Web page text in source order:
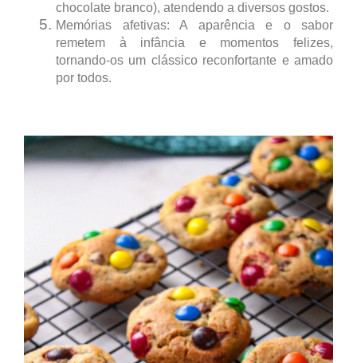
chocolate branco), atendendo a diversos gostos.
Memórias afetivas: A aparência e o sabor
remetem à infância e momentos felizes,
tornando-os um clássico reconfortante e amado
por todos.